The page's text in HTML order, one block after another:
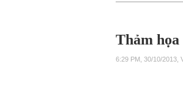
Thảm
6:29 PM, 30/10/2013,